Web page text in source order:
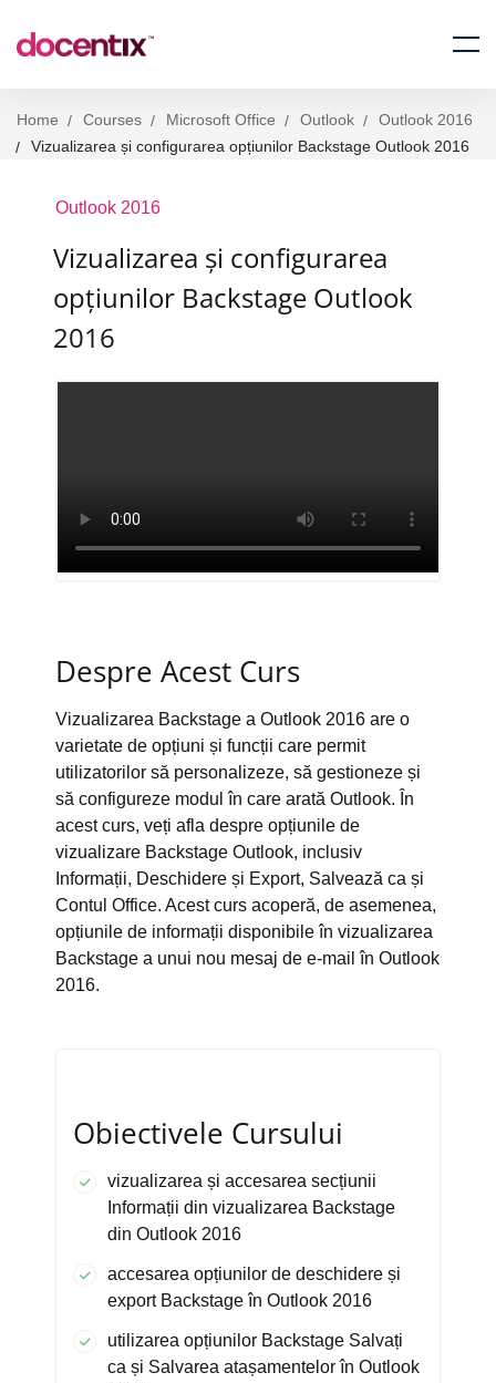
Home Courses Microsoft Office Outlook
Outlook 2016
Vizualizarea și configurarea opțiunilor Backstage Outlook 2016
Outlook 2016
Vizualizarea și configurarea
opțiunilor Backstage Outlook
2016
Despre Acest Curs
Vizualizarea Backstage a Outlook 2016 are o
varietate de opțiuni și funcții care permit
utilizatorilor să personalizeze, să gestioneze și
să configureze modul în care arată Outlook. În
acest curs, veți afla despre opțiunile de
vizualizare Backstage Outlook, inclusiv
Informații, Deschidere și Export, Salvează ca și
Contul Office. Acest curs acoperă, de asemenea,
opțiunile de informații disponibile în vizualizarea
Backstage a unui nou mesaj de e-mail în Outlook
2016.
Obiectivele Cursului
vizualizarea și accesarea secțiunii
Informații din vizualizarea Backstage
din Outlook 2016
accesarea opțiunilor de deschidere și
export Backstage în Outlook 2016
utilizarea opțiunilor Backstage Salvați
ca și Salvarea atașamentelor în Outlook